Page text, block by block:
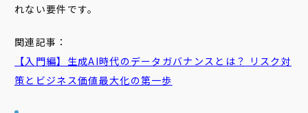
れない要件です。
関連記事：
【入門編】生成AI時代のデータガバナンスとは？ リスク対
策とビジネス価値最大化の第一歩